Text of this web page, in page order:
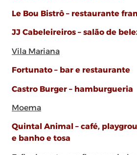
Le Bou Bistrô – restaurante
JJ Cabeleireiros – salão de
Vila Mariana
Fortunato – bar e restaurante
Castro Burger – hamburgueria
Moema
Quintal Animal – café,
e banho e tosa